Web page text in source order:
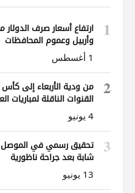
1
ارتفاع أسعار صرف الدولار
وأربيل وعموم المحافظات
1 أغسطس
2
القنوات الناقلة لمباريات
4 يونيو
3
تحقيق رسمي في الموصل
شابة بعد جراحة ناظورية
13 يونيو